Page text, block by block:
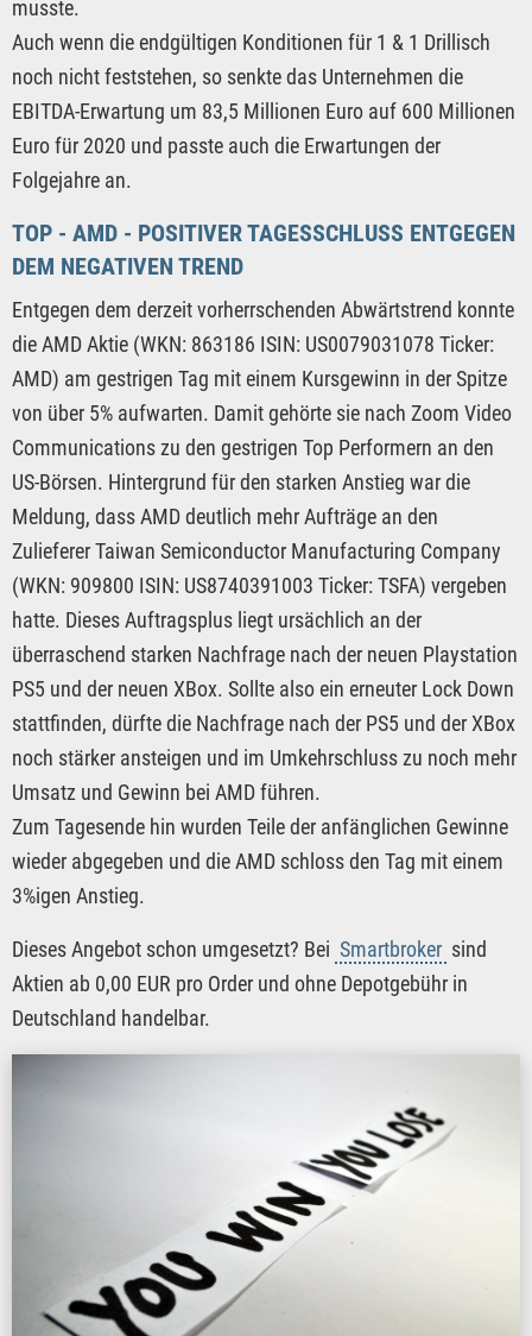
musste.
Auch wenn die endgültigen Konditionen für 1 & 1 Drillisch
noch nicht feststehen, so senkte das Unternehmen die
EBITDA-Erwartung um 83,5 Millionen Euro auf 600 Millionen
Euro für 2020 und passte auch die Erwartungen der
Folgejahre an.
TOP - AMD - POSITIVER TAGESSCHLUSS ENTGEGEN
DEM NEGATIVEN TREND
Entgegen dem derzeit vorherrschenden Abwärtstrend konnte
die AMD Aktie (WKN: 863186 ISIN: US0079031078 Ticker:
AMD) am gestrigen Tag mit einem Kursgewinn in der Spitze
von über 5% aufwarten. Damit gehörte sie nach Zoom Video
Communications zu den gestrigen Top Performern an den
US-Börsen. Hintergrund für den starken Anstieg war die
Meldung, dass AMD deutlich mehr Aufträge an den
Zulieferer Taiwan Semiconductor Manufacturing Company
(WKN: 909800 ISIN: US8740391003 Ticker: TSFA) vergeben
hatte. Dieses Auftragsplus liegt ursächlich an der
überraschend starken Nachfrage nach der neuen Playstation
PS5 und der neuen XBox. Sollte also ein erneuter Lock Down
stattfinden, dürfte die Nachfrage nach der PS5 und der XBox
noch stärker ansteigen und im Umkehrschluss zu noch mehr
Umsatz und Gewinn bei AMD führen.
Zum Tagesende hin wurden Teile der anfänglichen Gewinne
wieder abgegeben und die AMD schloss den Tag mit einem
3%igen Anstieg.
Dieses Angebot schon umgesetzt? Bei Smartbroker sind
Aktien ab 0,00 EUR pro Order und ohne Depotgebühr in
Deutschland handelbar.